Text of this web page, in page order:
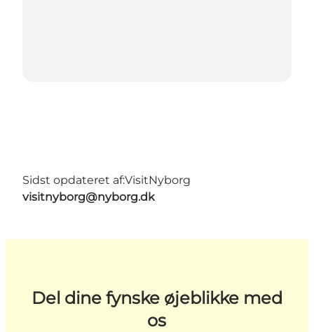
Sidst opdateret af:VisitNyborg
visitnyborg@nyborg.dk
Del dine fynske øjeblikke med
os